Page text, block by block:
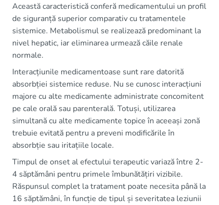
Această caracteristică conferă medicamentului un profil
de siguranță superior comparativ cu tratamentele
sistemice. Metabolismul se realizează predominant la
nivel hepatic, iar eliminarea urmează căile renale
normale.
Interacțiunile medicamentoase sunt rare datorită
absorbției sistemice reduse. Nu se cunosc interacțiuni
majore cu alte medicamente administrate concomitent
pe cale orală sau parenterală. Totuși, utilizarea
simultană cu alte medicamente topice în aceeași zonă
trebuie evitată pentru a preveni modificările în
absorbție sau iritațiile locale.
Timpul de onset al efectului terapeutic variază între 2-
4 săptămâni pentru primele îmbunătățiri vizibile.
Răspunsul complet la tratament poate necesita până la
16 săptămâni, în funcție de tipul și severitatea leziunii